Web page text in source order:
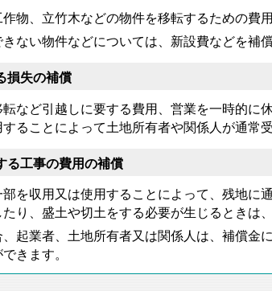
物、立竹木などの物件を移転するための費用
ない物件などについては、新設費などを補償
損失の補償
など引越しに要する費用、営業を一時的に
することによって土地所有者や関係人が通常
る工事の費用の補償
を収用又は使用することによって、残地に
り、盛土や切土をする必要が生じるときは
起業者、土地所有者又は関係人は、補償金
きます。